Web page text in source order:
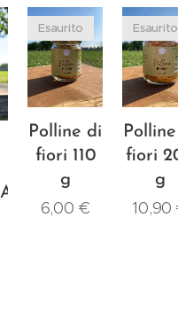
Polline di
fiori 110
g
Esaurito
6,00 €
fiori
g
Esaurito
10,90